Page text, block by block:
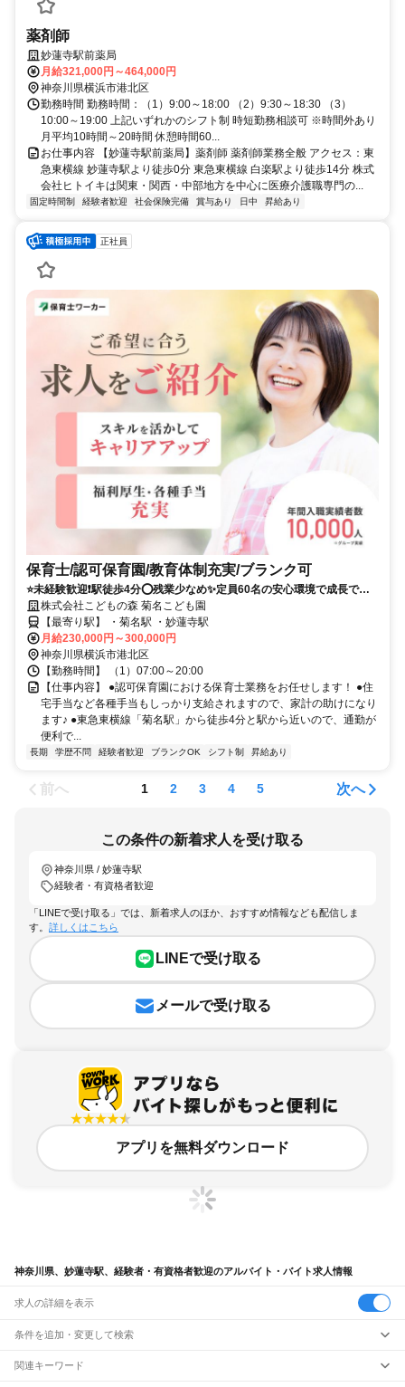
薬剤師
妙蓮寺駅前薬局
月給321,000円～464,000円
神奈川県横浜市港北区
勤務時間 勤務時間：（1）9:00～18:00 （2）9:30～18:30 （3）
10:00～19:00 上記いずれかのシフト制 時短勤務相談可 ※時間外あり
月平均10時間～20時間 休憩時間60...
お仕事内容 【妙蓮寺駅前薬局】薬剤師 薬剤師業務全般 アクセス：東
急東横線 妙蓮寺駅より徒歩0分 東急東横線 白楽駅より徒歩14分 株式
会社ヒトイキは関東・関西・中部地方を中心に医療介護職専門の...
固定時間制 経験者歓迎 社会保険完備 賞与あり 日中 昇給あり
正社員
保育士/認可保育園/教育体制充実/ブランク可
⭐未経験歓迎❗️駅徒歩4分⭕残業少なめ✨定員60名の安心環境で成長でき
る認可保育園❗️
株式会社こどもの森 菊名こども園
【最寄り駅】 ・菊名駅 ・妙蓮寺駅
月給230,000円～300,000円
神奈川県横浜市港北区
【勤務時間】 （1）07:00～20:00
【仕事内容】 ●認可保育園における保育士業務をお任せします！ ●住
宅手当など各種手当もしっかり支給されますので、家計の助けになり
ます♪ ●東急東横線「菊名駅」から徒歩4分と駅から近いので、通勤が
便利で...
長期 学歴不問 経験者歓迎 ブランクOK シフト制 昇給あり
前へ 1 2 3 4 5 次へ
この条件の新着求人を受け取る
神奈川県 / 妙蓮寺駅
経験者・有資格者歓迎
「LINEで受け取る」では、新着求人のほか、おすすめ情報なども配信しま
す。 詳しくはこちら
LINEで受け取る
メールで受け取る
アプリを無料ダウンロード
神奈川県、妙蓮寺駅、経験者・有資格者歓迎のアルバイト・バイト求人情報
求人の詳細を表示
条件を追加・変更して検索
市区町村を追加・変更
関連キーワード